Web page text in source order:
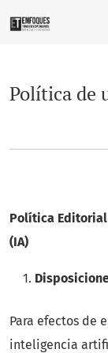
Política de
Política de
Política
(IA)
Para efectos de
inteligencia